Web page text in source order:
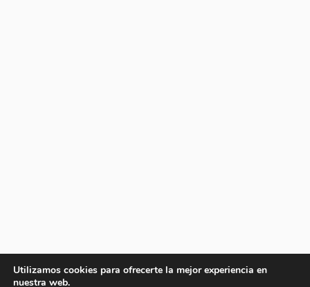
Utilizamos cookies para ofrecerte la mejor experiencia en
nuestra web.